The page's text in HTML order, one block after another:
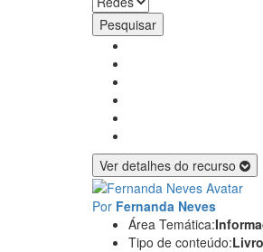
Pesquisar
Ver detalhes do recurso
Por Fernanda Neves
Área Temática:
Tipo de conteúdo:Livro